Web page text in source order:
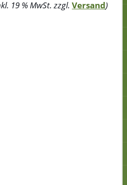
19 % MwSt. zzgl.Versand)